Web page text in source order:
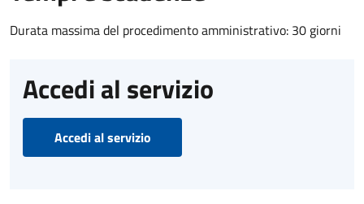
Durata massima del procedimento amministrativo: 30 giorni
Accedi al servizio
Accedi al servizio